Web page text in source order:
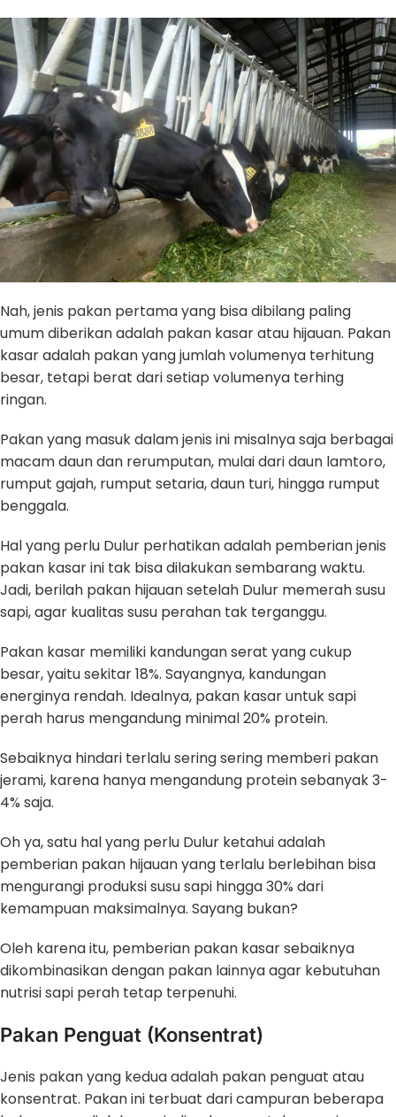
Nah, jenis pakan pertama yang bisa dibilang paling
umum diberikan adalah pakan kasar atau hijauan. Pakan
kasar adalah pakan yang jumlah volumenya terhitung
besar, tetapi berat dari setiap volumenya terhing
ringan.
Pakan yang masuk dalam jenis ini misalnya saja berbagai
macam daun dan rerumputan, mulai dari daun lamtoro,
rumput gajah, rumput setaria, daun turi, hingga rumput
benggala.
Hal yang perlu Dulur perhatikan adalah pemberian jenis
pakan kasar ini tak bisa dilakukan sembarang waktu.
Jadi, berilah pakan hijauan setelah Dulur memerah susu
sapi, agar kualitas susu perahan tak terganggu.
Pakan kasar memiliki kandungan serat yang cukup
besar, yaitu sekitar 18%. Sayangnya, kandungan
energinya rendah. Idealnya, pakan kasar untuk sapi
perah harus mengandung minimal 20% protein.
Sebaiknya hindari terlalu sering sering memberi pakan
jerami, karena hanya mengandung protein sebanyak 3-
4% saja.
Oh ya, satu hal yang perlu Dulur ketahui adalah
pemberian pakan hijauan yang terlalu berlebihan bisa
mengurangi produksi susu sapi hingga 30% dari
kemampuan maksimalnya. Sayang bukan?
Oleh karena itu, pemberian pakan kasar sebaiknya
dikombinasikan dengan pakan lainnya agar kebutuhan
nutrisi sapi perah tetap terpenuhi.
Pakan Penguat (Konsentrat)
Jenis pakan yang kedua adalah pakan penguat atau
konsentrat. Pakan ini terbuat dari campuran beberapa